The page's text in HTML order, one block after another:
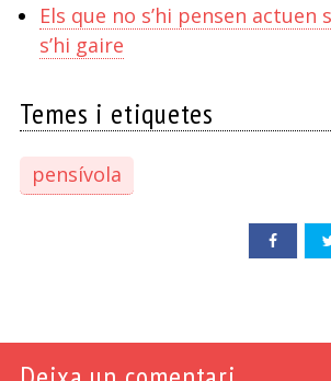
Els que no s’hi pensen actuen
s’hi gaire
Temes i etiquetes
pensívola